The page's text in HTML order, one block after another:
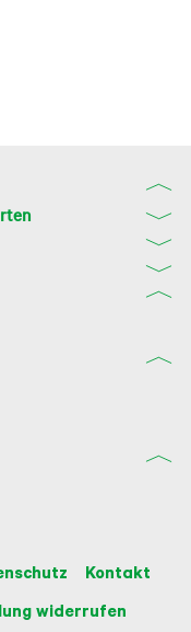
Kontakt
widerrufen